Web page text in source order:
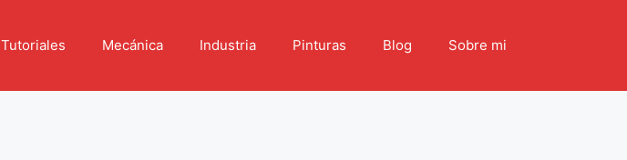
Tutoriales Mecánica Industria Pinturas Blog Sobre mi